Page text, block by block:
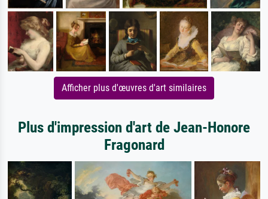
Afficher plus d'œuvres d'art similaires
Plus d'impression d'art de Jean-Honore
Fragonard